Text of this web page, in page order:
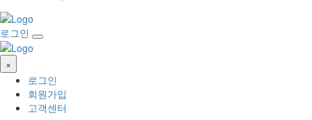
로그인
×
로그인
회원가입
고객센터